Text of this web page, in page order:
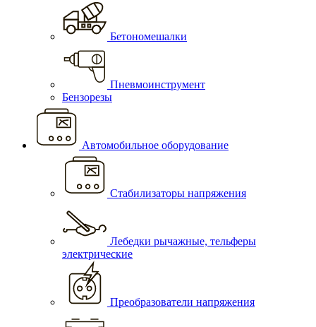
Бетономешалки
Пневмоинструмент
Бензорезы
Автомобильное оборудование
Стабилизаторы напряжения
Лебедки рычажные, тельферы
электрические
Преобразователи напряжения